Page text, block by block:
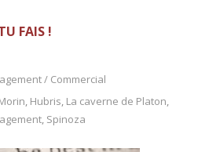
FAIS !
/ Commercial
, Hubris, La caverne de Platon,
, Spinoza